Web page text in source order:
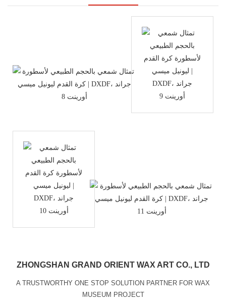
ZHONGSHAN GRAND ORIENT WAX ART CO., LTD
A TRUSTWORTHY ONE STOP SOLUTION PARTNER FOR WAX
MUSEUM PROJECT